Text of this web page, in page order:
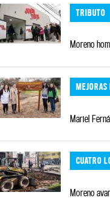
TRIBUTO
Moreno
Mariel
CUATRO
Moreno